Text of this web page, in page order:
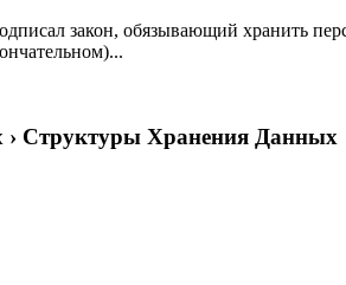
закон, обязывающий хранить
Структуры Хранения Данных